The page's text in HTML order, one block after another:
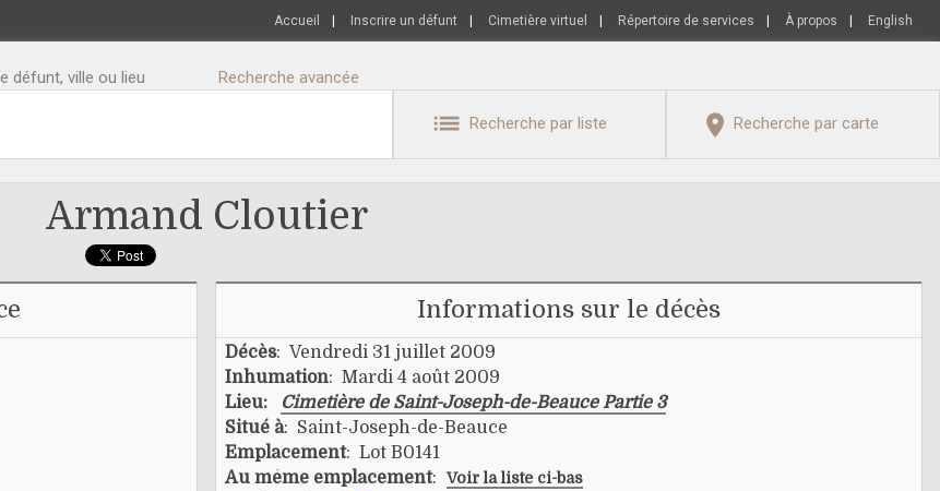
Accueil Inscrire un défunt Cimetière virtuel Répertoire de services À propos English
défunt, ville ou lieu Recherche avancée
Recherche par liste Recherche par carte
Armand Cloutier
Informations sur le décès
Décès: Vendredi 31 juillet 2009
Inhumation: Mardi 4 août 2009
Lieu:
Cimetière de Saint-Joseph-de-Beauce Partie 3
Situé à: Saint-Joseph-de-Beauce
Emplacement: Lot B0141
Au même emplacement: Voir la liste ci-bas